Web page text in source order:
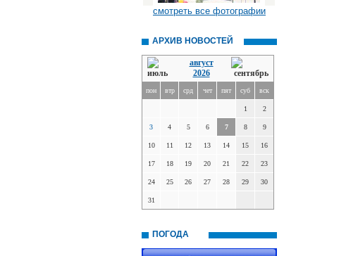
смотреть все фотографии
АРХИВ НОВОСТЕЙ
август
2026
пон втр срд чет пят суб вск
1 2
3 4 5 6 7 8 9
10 11 12 13 14 15 16
17 18 19 20 21 22 23
24 25 26 27 28 29 30
31
ПОГОДА